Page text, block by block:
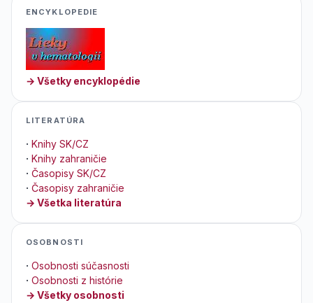
ENCYKLOPEDIE
→ Všetky encyklopédie
LITERATÚRA
· Knihy SK/CZ
· Knihy zahraničie
· Časopisy SK/CZ
· Časopisy zahraničie
→ Všetka literatúra
OSOBNOSTI
· Osobnosti súčasnosti
· Osobnosti z histórie
→ Všetky osobnosti